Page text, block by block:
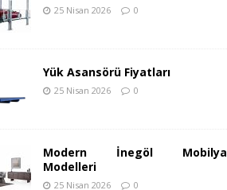
25 Nisan 2026 0
Yük Asansörü Fiyatları
25 Nisan 2026 0
Modern İnegöl Mobilya
Modelleri
25 Nisan 2026 0